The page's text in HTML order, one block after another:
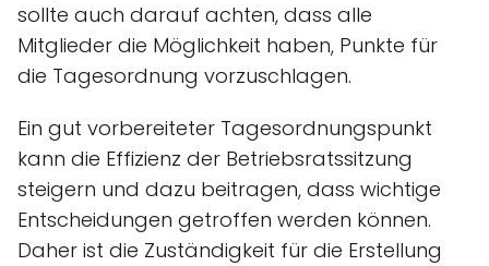
sollte auch darauf achten, dass alle
Mitglieder die Möglichkeit haben, Punkte für
die Tagesordnung vorzuschlagen.
Ein gut vorbereiteter Tagesordnungspunkt
kann die Effizienz der Betriebsratssitzung
steigern und dazu beitragen, dass wichtige
Entscheidungen getroffen werden können.
Daher ist die Zuständigkeit für die Erstellung